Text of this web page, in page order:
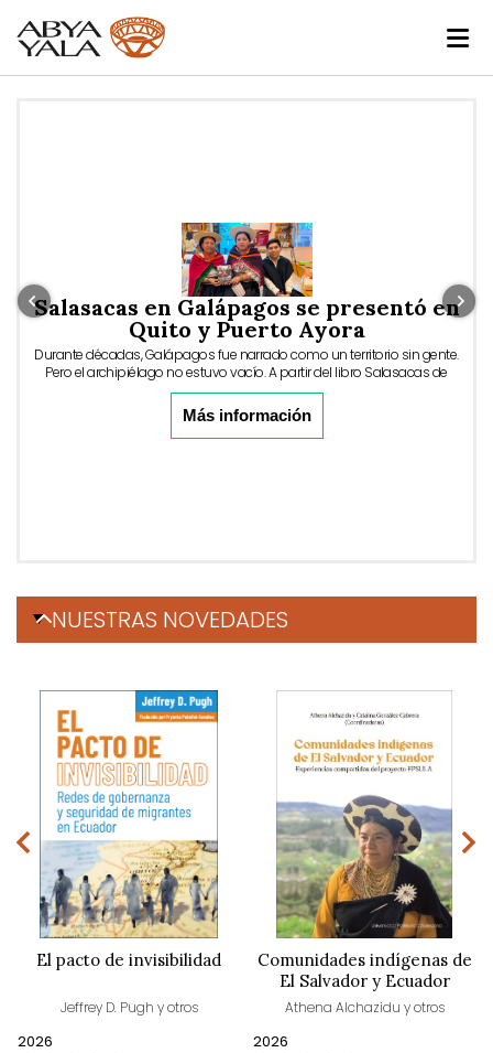
Salasacas en Galápagos se presentó en
Quito y Puerto Ayora
Durante décadas, Galápagos fue narrado como un territorio sin gente.
Pero el archipiélago no estuvo vacío. A partir del libro Salasacas de
Galápagos, se expone cómo la conservación ambiental, el turismo y
las leyes especiales han generado exclusión, racismo e
invisibilización de comunidades indígenas migrantes. Un artículo de
Mundo Diners.
Más información
NUESTRAS NOVEDADES
El pacto de invisibilidad
Jeffrey D. Pugh y otros
2026
Comunidades indígenas de
El Salvador y Ecuador
Athena Alchazidu y otros
2026